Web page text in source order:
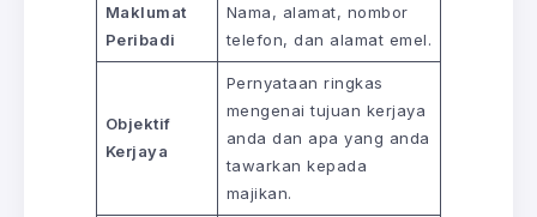
Maklumat
Peribadi
Nama, alamat, nombor
telefon, dan alamat emel.
Objektif
Kerjaya
Pernyataan ringkas
mengenai tujuan kerjaya
anda dan apa yang anda
tawarkan kepada
majikan.